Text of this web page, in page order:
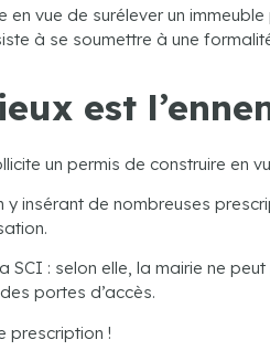
en vue de surélever un
à se soumettre à une
est
un permis de construire
y insérant de nombreuses
: selon elle, la mairie ne
portes d’accès.
prescription !